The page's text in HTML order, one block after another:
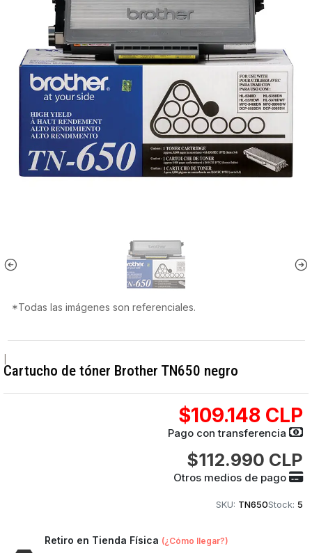
*Todas las imágenes son referenciales.
Cartucho de tóner Brother TN650 negro
$109.148 CLP
Pago con transferencia
$112.990 CLP
Otros medios de pago
SKU: TN650Stock: 5
Retiro en Tienda Física (¿Cómo llegar?)